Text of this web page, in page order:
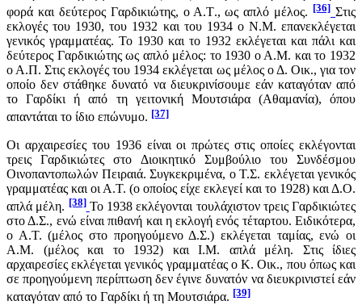
φορά και δεύτερος Γαρδικιώτης, ο Α.Τ., ως απλό μέλος. [36] Στις
εκλογές του 1930, του 1932 και του 1934 ο Ν.Μ. επανεκλέγεται
γενικός γραμματέας. Το 1930 και το 1932 εκλέγεται και πάλι και
δεύτερος Γαρδικιώτης ως απλό μέλος: το 1930 ο Α.Μ. και το 1932
ο Α.Π. Στις εκλογές του 1934 εκλέγεται ως μέλος ο Δ. Οικ., για τον
οποίο δεν στάθηκε δυνατό να διευκρινίσουμε εάν καταγόταν από
το Γαρδίκι ή από τη γειτονική Μουτσιάρα (Αθαμανία), όπου
απαντάται το ίδιο επώνυμο. [37]
Οι αρχαιρεσίες του 1936 είναι οι πρώτες στις οποίες εκλέγονται
τρεις Γαρδικιώτες στο Διοικητικό Συμβούλιο του Συνδέσμου
Οινοπαντοπωλών Πειραιά. Συγκεκριμένα, ο Τ.Σ. εκλέγεται γενικός
γραμματέας και οι Α.Τ. (ο οποίος είχε εκλεγεί και το 1928) και Δ.Ο.
απλά μέλη. [38] Το 1938 εκλέγονται τουλάχιστον τρεις Γαρδικιώτες
στο Δ.Σ., ενώ είναι πιθανή και η εκλογή ενός τέταρτου. Ειδικότερα,
ο Α.Τ. (μέλος στο προηγούμενο Δ.Σ.) εκλέγεται ταμίας, ενώ οι
Α.Μ. (μέλος και το 1932) και Ι.Μ. απλά μέλη. Στις ίδιες
αρχαιρεσίες εκλέγεται γενικός γραμματέας ο Κ. Οικ., που όπως και
σε προηγούμενη περίπτωση δεν έγινε δυνατόν να διευκρινιστεί εάν
καταγόταν από το Γαρδίκι ή τη Μουτσιάρα. [39]